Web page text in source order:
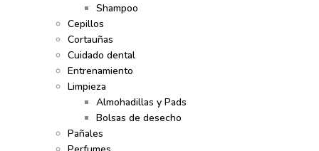
Shampoo
Cepillos
Cortauñas
Cuidado dental
Entrenamiento
Limpieza
Almohadillas y Pads
Bolsas de desecho
Pañales